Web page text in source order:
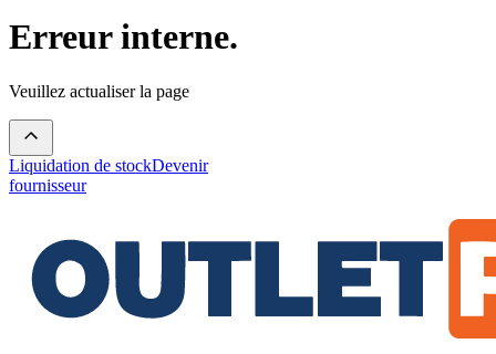
Erreur interne.
Veuillez actualiser la page
Liquidation de stockDevenir
fournisseur